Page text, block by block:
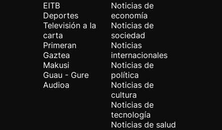
EITB
Deportes
Televisión a la
carta
Primeran
Gaztea
Makusi
Guau - Gure
Audioa
Noticias de
economía
Noticias de
sociedad
Noticias
internacionales
Noticias de
política
Noticias de
cultura
Noticias de
tecnología
Noticias de salud